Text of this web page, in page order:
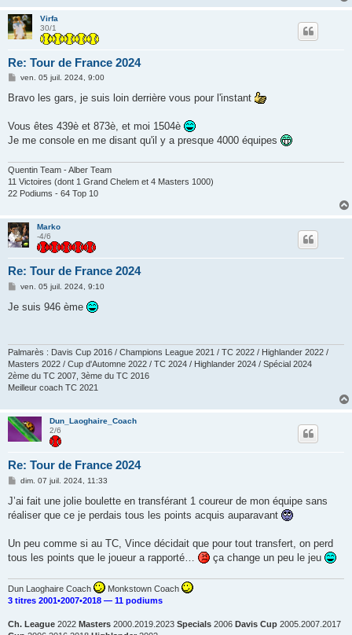
Virfa
30/1
Re: Tour de France 2024
M
s
g
ven. 05 juil. 2024, 9:00
Bravo les gars, je suis loin derrière vous pour l'instant
Vous êtes 439è et 873è, et moi 1504è
Je me console en me disant qu'il y a presque 4000 équipes
Quentin Team - Alber Team
11 Victoires (dont 1 Grand Chelem et 4 Masters 1000)
22 Podiums - 64 Top 10
Marko
-4/6
Re: Tour de France 2024
M
s
ven. 05 juil. 2024, 9:10
Je suis 946 ème
Palmarès : Davis Cup 2016 / Champions League 2021 / TC 2022 / Highlander 2022 /
Masters 2022 / Cup d'Automne 2022 / TC 2024 / Highlander 2024 / Spécial 2024
2ème du TC 2007, 3ème du TC 2016
Meilleur coach TC 2021
Dun_Laoghaire_Coach
2/6
Re: Tour de France 2024
M
s
a
dim. 07 juil. 2024, 11:33
J’ai fait une jolie boulette en transférant 1 coureur de mon équipe sans
réaliser que ce je perdais tous les points acquis auparavant
Un peu comme si au TC, Vince décidait que pour tout transfert, on perd
tous les points que le joueur a rapporté…
ça change un peu le jeu
Dun Laoghaire Coach
Monkstown Coach
3 titres 2001•2007•2018 — 11 podiums
Ch. League 2022 Masters 2000.2019.2023 Specials 2006 Davis Cup 2005.2007.2017